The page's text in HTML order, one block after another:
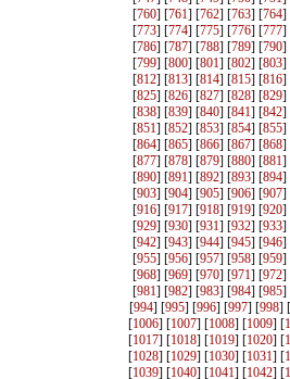
[760] [761] [762] [763] [764]
[773] [774] [775] [776] [777]
[786] [787] [788] [789] [790]
[799] [800] [801] [802] [803]
[812] [813] [814] [815] [816]
[825] [826] [827] [828] [829]
[838] [839] [840] [841] [842]
[851] [852] [853] [854] [855]
[864] [865] [866] [867] [868]
[877] [878] [879] [880] [881]
[890] [891] [892] [893] [894]
[903] [904] [905] [906] [907]
[916] [917] [918] [919] [920]
[929] [930] [931] [932] [933]
[942] [943] [944] [945] [946]
[955] [956] [957] [958] [959]
[968] [969] [970] [971] [972]
[981] [982] [983] [984] [985]
[994] [995] [996] [997] [998] [
[1006] [1007] [1008] [1009] [
[1017] [1018] [1019] [1020] [
[1028] [1029] [1030] [1031] [
[1039] [1040] [1041] [1042] [